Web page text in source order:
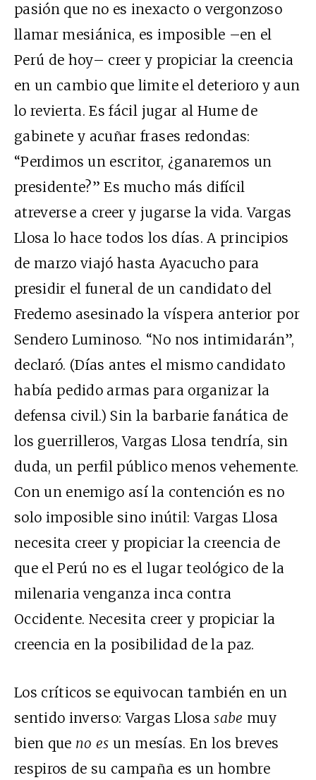
pasión que no es inexacto o vergonzoso
llamar mesiánica, es imposible –en el
Perú de hoy– creer y propiciar la creencia
en un cambio que limite el deterioro y aun
lo revierta. Es fácil jugar al Hume de
gabinete y acuñar frases redondas:
“Perdimos un escritor, ¿ganaremos un
presidente?” Es mucho más difícil
atreverse a creer y jugarse la vida. Vargas
Llosa lo hace todos los días. A principios
de marzo viajó hasta Ayacucho para
presidir el funeral de un candidato del
Fredemo asesinado la víspera anterior por
Sendero Luminoso. “No nos intimidarán”,
declaró. (Días antes el mismo candidato
había pedido armas para organizar la
defensa civil.) Sin la barbarie fanática de
los guerrilleros, Vargas Llosa tendría, sin
duda, un perfil público menos vehemente.
Con un enemigo así la contención es no
solo imposible sino inútil: Vargas Llosa
necesita creer y propiciar la creencia de
que el Perú no es el lugar teológico de la
milenaria venganza inca contra
Occidente. Necesita creer y propiciar la
creencia en la posibilidad de la paz.
Los críticos se equivocan también en un
sentido inverso: Vargas Llosasabe muy
bien que no es un mesías. En los breves
respiros de su campaña es un hombre